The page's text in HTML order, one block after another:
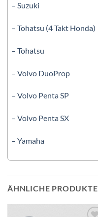
– Suzuki
– Tohatsu (4 Takt Honda)
– Tohatsu
– Volvo DuoProp
– Volvo Penta SP
– Volvo Penta SX
– Yamaha
ÄHNLICHE PRODUKTE